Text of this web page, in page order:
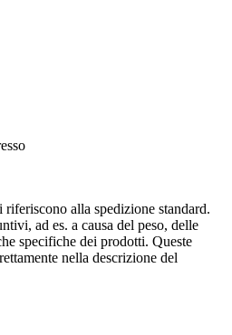
alla spedizione standard.
ad es. a causa del peso, delle
specifiche dei prodotti. Queste
nella descrizione del